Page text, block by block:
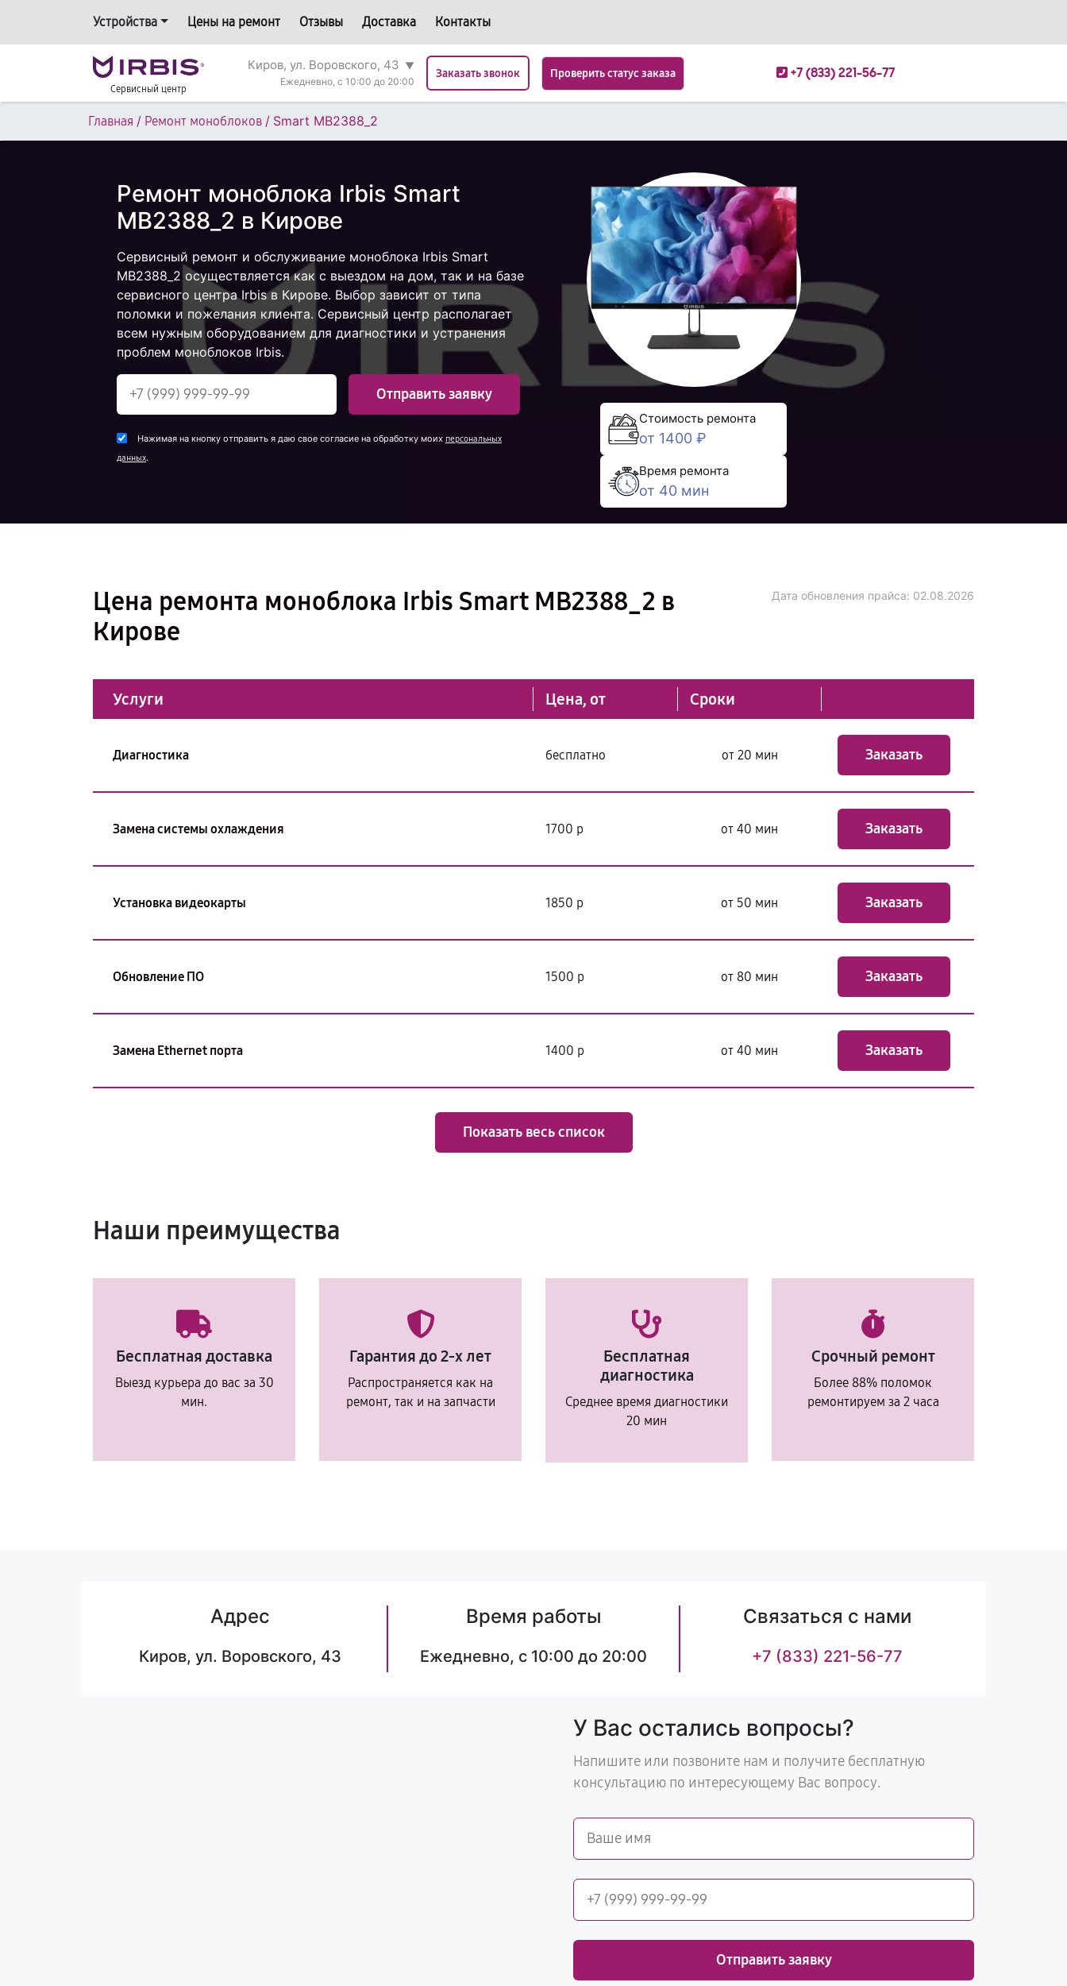
Устройства Цены на ремонт Отзывы Доставка Контакты
Сервисный центр
Киров, ул. Воровского, 43 ▼
Ежедневно, с 10:00 до 20:00
Заказать звонок Проверить статус заказа +7 (833) 221-56-77
Главная / Ремонт моноблоков / Smart MB2388_2
Ремонт моноблока Irbis Smart
MB2388_2 в Кирове
Сервисный ремонт и обслуживание моноблока Irbis Smart
MB2388_2 осуществляется как с выездом на дом, так и на базе
сервисного центра Irbis в Кирове. Выбор зависит от типа
поломки и пожелания клиента. Сервисный центр располагает
всем нужным оборудованием для диагностики и устранения
проблем моноблоков Irbis.
Отправить заявку
Нажимая на кнопку отправить я даю свое согласие на обработку моих персональных
данных.
Стоимость ремонта
от 1400 ₽
Время ремонта
от 40 мин
Цена ремонта моноблока Irbis Smart MB2388_2 в
Кирове
Дата обновления прайса: 02.08.2026
Услуги Цена, от Сроки
Диагностика бесплатно от 20 мин Заказать
Замена системы охлаждения 1700 р от 40 мин Заказать
Установка видеокарты 1850 р от 50 мин Заказать
Обновление ПО 1500 р от 80 мин Заказать
Замена Ethernet порта 1400 р от 40 мин Заказать
Показать весь список
Наши преимущества
Бесплатная доставка
Выезд курьера до вас за 30
мин.
Гарантия до 2-х лет
Распространяется как на
ремонт, так и на запчасти
Бесплатная
диагностика
Среднее время диагностики
20 мин
Срочный ремонт
Более 88% поломок
ремонтируем за 2 часа
Адрес
Киров, ул. Воровского, 43
Время работы
Ежедневно, с 10:00 до 20:00
Связаться с нами
+7 (833) 221-56-77
У Вас остались вопросы?
Напишите или позвоните нам и получите бесплатную
консультацию по интересующему Вас вопросу.
Отправить заявку